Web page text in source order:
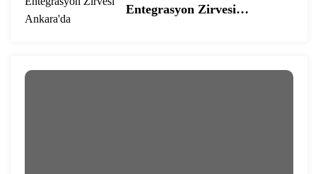
Entegrasyon Zirvesi